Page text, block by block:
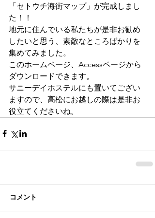
「セトウチ海街マップ」が完成しまし
た！！
地元に住んでいる私たちが是非お勧め
したいと思う、素敵なところばかりを
集めてみました。
このホームページ、Accessページから
ダウンロードできます。
サニーデイホステルにも置いてござい
ますので、高松にお越しの際は是非お
役立てくださいね。
コメント